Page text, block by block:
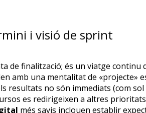
i visió de sprint
de finalització; és un viatge continu
amb una mentalitat de «projecte»
resultats no són immediats (com sol
es redirigeixen a altres
més savis inclouen establir